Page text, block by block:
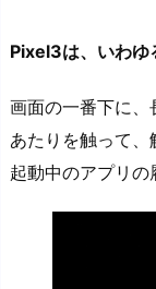
Pixel3は、いわゆ
画面の一番下に、
あたりを触って、
起動中のアプリの